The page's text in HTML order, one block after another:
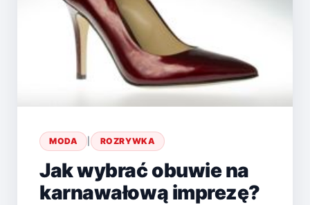
MODA ROZRYWKA
Jak wybrać obuwie na
karnawałową imprezę?